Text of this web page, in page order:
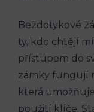
Bezdotykové
ty, kdo chtějí
přístupem do
zámky fungují
která
použití klíče.